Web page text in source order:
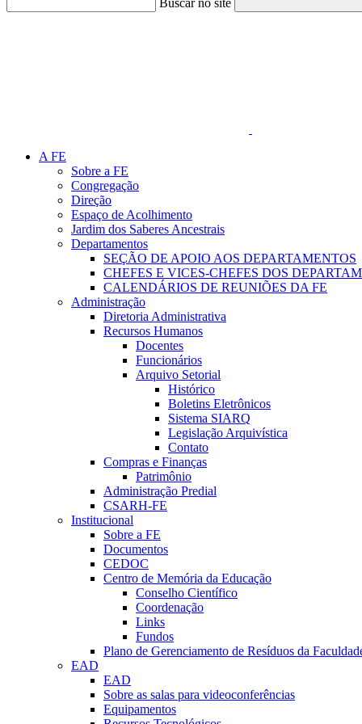
Buscar no site
A FE
Sobre a FE
Congregação
Direção
Espaço de Acolhimento
Jardim dos Saberes Ancestrais
Departamentos
SEÇÃO DE APOIO AOS DEPARTAMENTOS
CHEFES E VICES-CHEFES DOS
CALENDÁRIOS DE REUNIÕES DA FE
Administração
Diretoria Administrativa
Recursos Humanos
Docentes
Funcionários
Arquivo Setorial
Histórico
Boletins Eletrônicos
Sistema SIARQ
Legislação Arquivística
Contato
Compras e Finanças
Patrimônio
Administração Predial
CSARH-FE
Institucional
Sobre a FE
Documentos
CEDOC
Centro de Memória da Educação
Conselho Científico
Coordenação
Links
Fundos
Plano de Gerenciamento de Resíduos da
EAD
EAD
Sobre as salas para videoconferências
Equipamentos